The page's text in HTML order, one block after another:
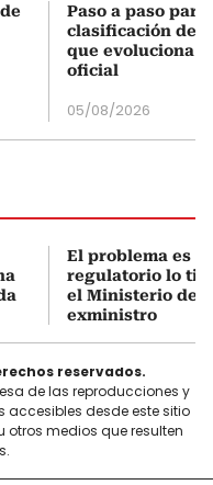
Paso a paso
clasificación del
que evoluciona
oficial
05/08/2026
El problema es
regulatorio lo
el Ministerio de
exministro
reservados.
de las reproducciones y
accesibles desde este sitio
medios que resulten